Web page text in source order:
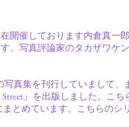
開催しております内倉真一
。写真評論家のタカザワケ
真集を刊行していまして、
』を出版しました。こ
とめています。こちらのシ